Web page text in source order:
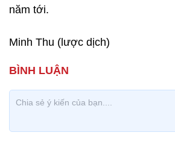
năm tới.
Minh Thu (lược dịch)